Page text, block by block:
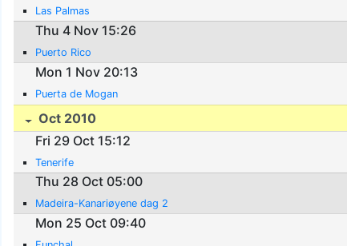
Las Palmas
Thu 4 Nov 15:26
Puerto Rico
Mon 1 Nov 20:13
Puerta de Mogan
Oct 2010
Fri 29 Oct 15:12
Tenerife
Thu 28 Oct 05:00
Madeira-Kanariøyene dag 2
Mon 25 Oct 09:40